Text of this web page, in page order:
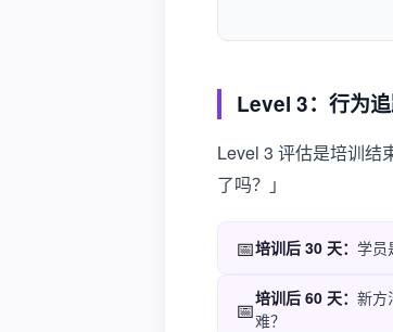
Level 3：行为
Level 3 评估是培训结
了吗？」
📅培训后 30 天： 学员
📅培训后 60 天： 新方
难？